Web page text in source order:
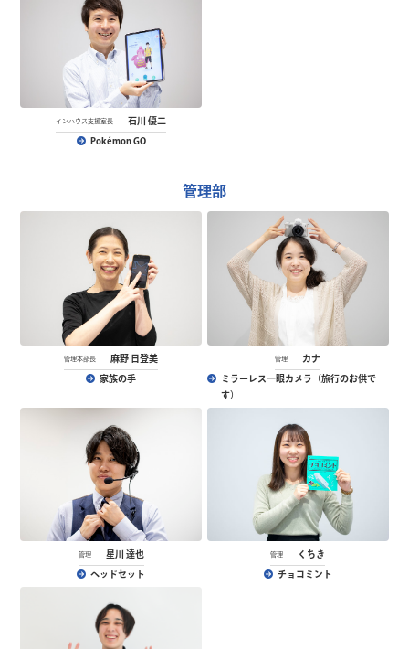
インハウス支援室長 石川 優二
Pokémon GO
管理部
管理本部長 麻野 日登美
家族の手
管理 カナ
ミラーレス一眼カメラ（旅行のお供で
す）
管理 星川 達也
ヘッドセット
管理 くちき
チョコミント